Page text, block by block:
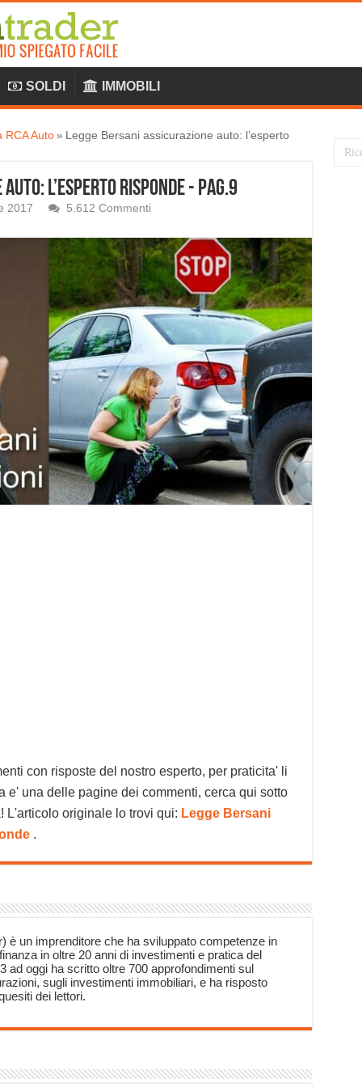
SOLDI IMMOBILI
RCA Auto » Legge Bersani assicurazione auto: l’esperto
l’esperto risponde - Pag.9
2017 5.612 Commenti
con risposte del nostro esperto, per praticita' li
e' una delle pagine dei commenti, cerca qui sotto
L'articolo originale lo trovi qui: Legge Bersani
.
è un imprenditore che ha sviluppato competenze in
in oltre 20 anni di investimenti e pratica del
ad oggi ha scritto oltre 700 approfondimenti sul
sugli investimenti immobiliari, e ha risposto
dei lettori.